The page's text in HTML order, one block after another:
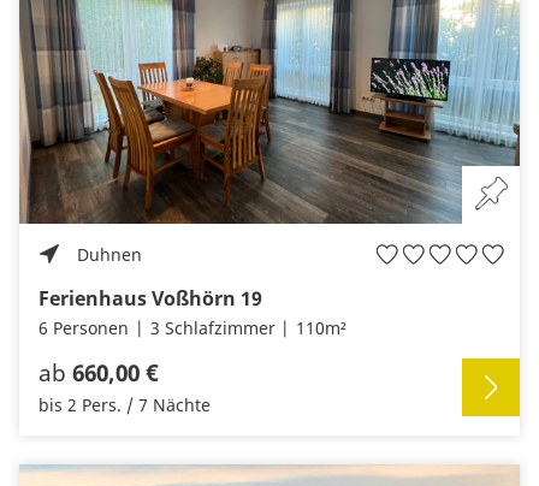
Duhnen
Ferienhaus Voßhörn 19
6 Personen 3 Schlafzimmer 110m²
ab 660,00 €
bis 2 Pers. / 7 Nächte